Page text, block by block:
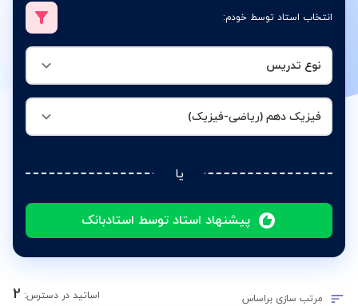
انتخاب استاد توسط خودم:
نوع تدریس
فیزیک دهم (ریاضی-فیزیک)
یا
پیشنهاد استاد توسط استادبانک
مرتب سازی براساس اساتید در دسترس: 2